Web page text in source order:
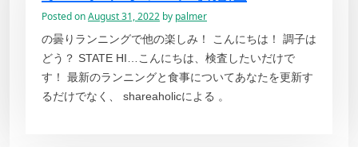
Posted onAugust 31, 2022 by palmer
の曇りランニングで他の楽しみ！ こんにちは！ 調子は
どう？ STATE HI…こんにちは、検査したいだけで
す！ 最新のランニングと食事についてあなたを更新す
るだけでなく、 shareaholicによる 。